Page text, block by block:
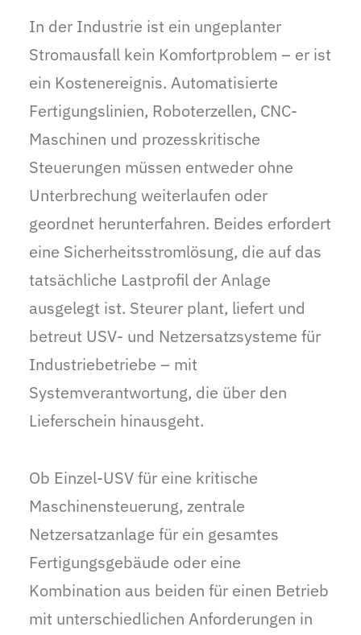
In der Industrie ist ein ungeplanter
Stromausfall kein Komfortproblem – er ist
ein Kostenereignis. Automatisierte
Fertigungslinien, Roboterzellen, CNC-
Maschinen und prozesskritische
Steuerungen müssen entweder ohne
Unterbrechung weiterlaufen oder
geordnet herunterfahren. Beides erfordert
eine Sicherheitsstromlösung, die auf das
tatsächliche Lastprofil der Anlage
ausgelegt ist. Steurer plant, liefert und
betreut USV- und Netzersatzsysteme für
Industriebetriebe – mit
Systemverantwortung, die über den
Lieferschein hinausgeht.
Ob Einzel-USV für eine kritische
Maschinensteuerung, zentrale
Netzersatzanlage für ein gesamtes
Fertigungsgebäude oder eine
Kombination aus beiden für einen Betrieb
mit unterschiedlichen Anforderungen in